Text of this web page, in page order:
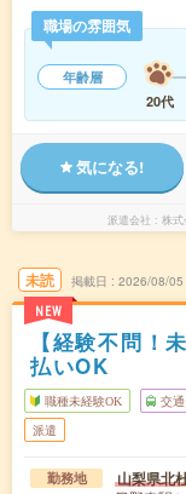
職場の雰囲気
年齢層
20代
気になる!
派遣会社 株
未読
NEW
掲載日 2026/08/05
【経験不問！
払いOK
職種未経験OK 交
派遣
勤務地 山梨県北